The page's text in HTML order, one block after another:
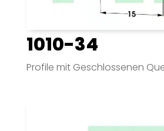
1010-34
Profile mit Geschlossenen